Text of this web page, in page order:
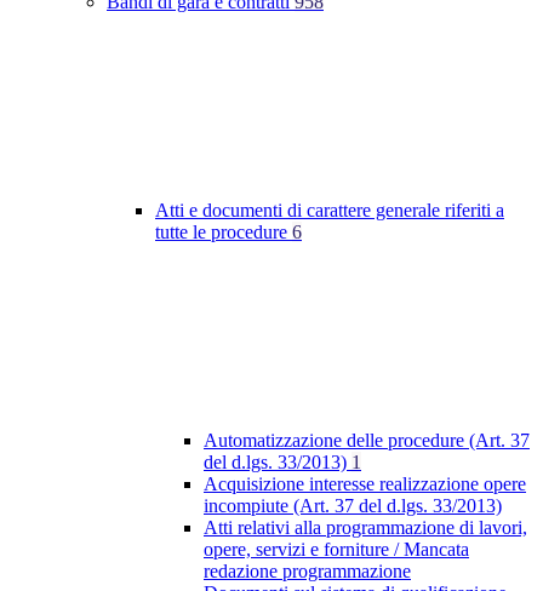
Atti e documenti di carattere generale riferiti a
tutte le procedure 6
Automatizzazione delle procedure (Art. 37
del d.lgs. 33/2013) 1
Acquisizione interesse realizzazione opere
incompiute (Art. 37 del d.lgs. 33/2013)
Atti relativi alla programmazione di lavori,
opere, servizi e forniture / Mancata
redazione programmazione